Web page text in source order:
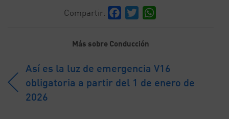
Compartir: Facebook
Twitter
Más sobre Conducción
Así es la luz de emergencia V16
obligatoria a partir del 1 de enero de
2026